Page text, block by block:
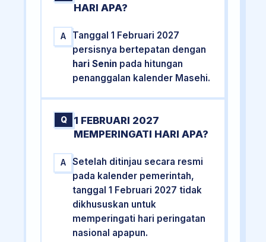
HARI APA?
A
Tanggal 1 Februari 2027
persisnya bertepatan dengan
hari Senin pada hitungan
penanggalan kalender Masehi.
Q
1 FEBRUARI 2027
MEMPERINGATI HARI APA?
A
Setelah ditinjau secara resmi
pada kalender pemerintah,
tanggal 1 Februari 2027 tidak
dikhususkan untuk
memperingati hari peringatan
nasional apapun.